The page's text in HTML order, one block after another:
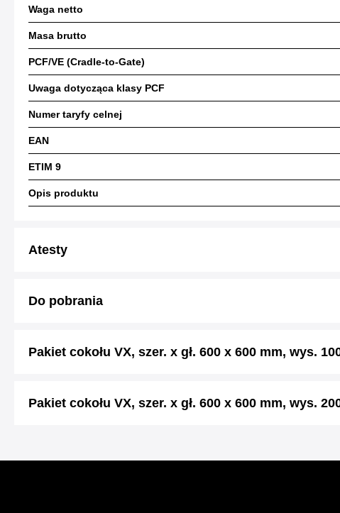
Waga netto
Masa brutto
PCF/VE (Cradle-to-Gate)
Uwaga dotycząca klasy PCF
Numer taryfy celnej
EAN
ETIM 9
Opis produktu
Atesty
Do pobrania
Pakiet cokołu VX, szer. x gł. 600 x 600 mm, wys.
Pakiet cokołu VX, szer. x gł. 600 x 600 mm, wys.